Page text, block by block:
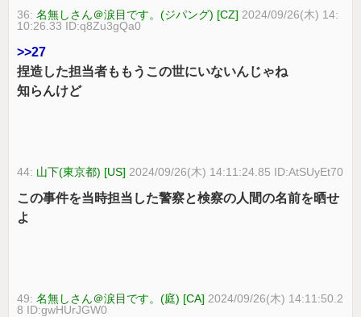
36:名無しさん＠涙目です。(ジパング) [CZ] 2024/09/26(木) 14:
10:26.33 ID:q8Zu3gQa0
>>27
捏造した担当者ももうこの世にいないんじゃね
知らんけど
44: 山下(東京都) [US] 2024/09/26(木) 14:11:24.85 ID:AtSUyEt70
この事件を当時担当した警察と検察の人間の名前を晒せ
よ
49:名無しさん＠涙目です。(庭) [CA] 2024/09/26(木) 14:11:50.2
8 ID:gwHUrJGW0